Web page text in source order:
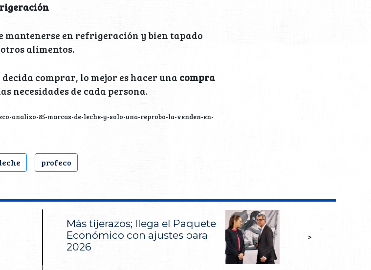
mantenerse en refrigeración y bien tapado
alimentos.
decida comprar, lo mejor es hacer una compra
necesidades de cada persona.
analizo-85-marcas-de-leche-y-solo-una-reprobo-la-venden-en-
leche profeco
Más tijerazos; llega el Paquete
Económico con ajustes para
2026
>